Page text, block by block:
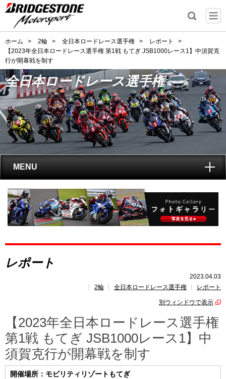
ホーム > 2輪 > 全日本ロードレース選手権 > レポート
>
【2023年全日本ロードレース選手権 第1戦 もてぎ JSB1000レース1】中須賀克
行が開幕戦を制す
全日本ロードレース選手権
MENU
トップ
全日本ロードレース選手権とは?
レポート
速報
ポイントランキング
レポート
2023.04.03
2輪
全日本ロードレース選手権 レポート
別ウィンドウで表示
【2023年全日本ロードレース選手権
第1戦 もてぎ JSB1000レース1】中
須賀克行が開幕戦を制す
開催場所：モビリティリゾートもてぎ